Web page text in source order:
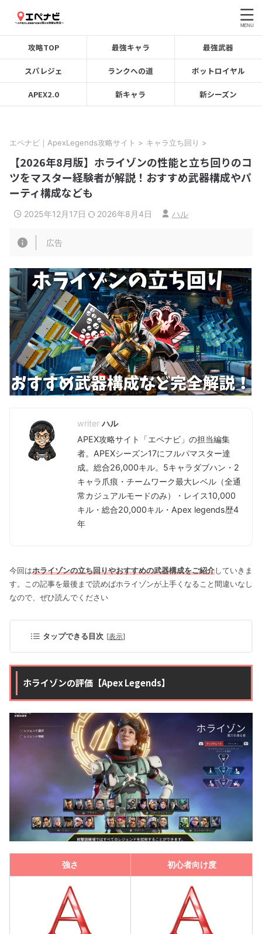
攻略TOP 最強キャラ 最強武器
スパレジェ ランクへの道 ボットロイヤル
APEX2.0 新キャラ 新シーズン
エペナビ｜ApexLegends攻略サイト > キャラ立ち回り >
【2026年8月版】ホライゾンの性能と立ち回りのコ
ツをマスター経験者が解説！おすすめ武器構成やパ
ーティ構成なども
2025年12月17日 2026年8月4日 ハル
広告
ハル
APEX攻略サイト「エペナビ」の担当編集
者。APEXシーズン17にフルパマスター達
成。総合26,000キル。5キャラダブハン・2
キャラ爪痕・チームワーク最大レベル（全通
常カジュアルモードのみ）・レイス10,000
キル・総合20,000キル・Apex legends歴4
年
今回はホライゾンの立ち回りやおすすめの武器構成をご紹介していきま
す。この記事を最後まで読めばホライゾンが上手くなること間違いなし
なので、ぜひ読んでください
タップできる目次 [表示]
ホライゾンの評価【Apex Legends】
強さ 初心者向け度